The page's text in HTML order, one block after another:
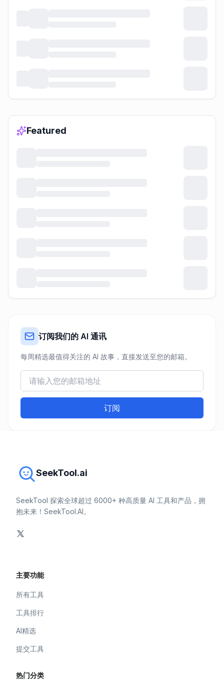
Featured
订阅我们的 AI 通讯
每周精选最值得关注的 AI 故事，直接发送至您的邮箱。
订阅
SeekTool.ai
SeekTool 探索全球超过 6000+ 种高质量 AI 工具和产品，拥
抱未来！SeekTool.AI。
主要功能
所有工具
工具排行
AI精选
提交工具
热门分类